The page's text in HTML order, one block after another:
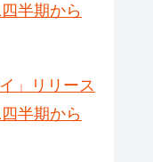
半期から
」リリース
半期から